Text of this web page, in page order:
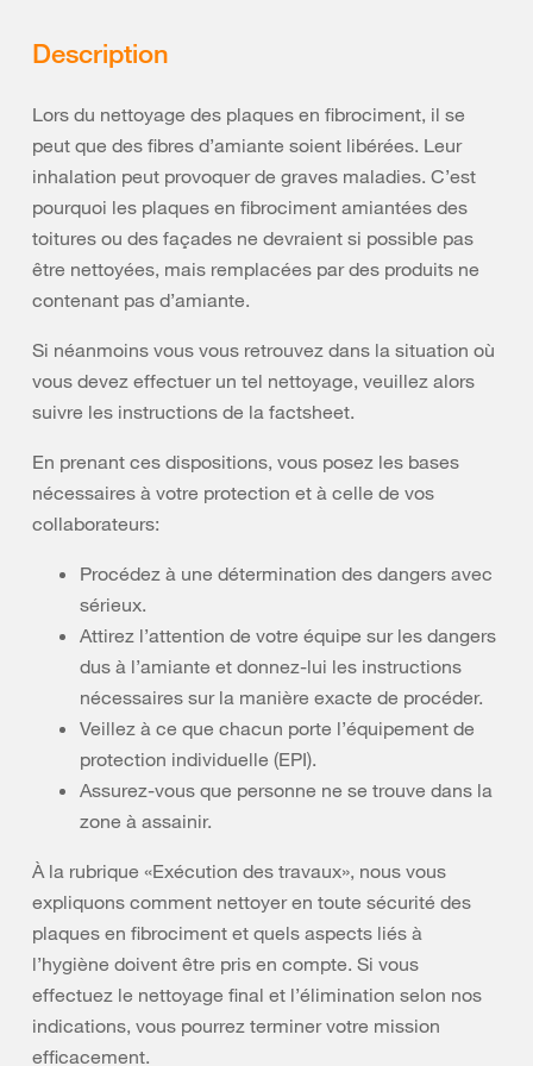
Description
Lors du nettoyage des plaques en fibrociment, il se
peut que des fibres d’amiante soient libérées. Leur
inhalation peut provoquer de graves maladies. C’est
pourquoi les plaques en fibrociment amiantées des
toitures ou des façades ne devraient si possible pas
être nettoyées, mais remplacées par des produits ne
contenant pas d’amiante.
Si néanmoins vous vous retrouvez dans la situation où
vous devez effectuer un tel nettoyage, veuillez alors
suivre les instructions de la factsheet.
En prenant ces dispositions, vous posez les bases
nécessaires à votre protection et à celle de vos
collaborateurs:
Procédez à une détermination des dangers avec
sérieux.
Attirez l’attention de votre équipe sur les dangers
dus à l’amiante et donnez-lui les instructions
nécessaires sur la manière exacte de procéder.
Veillez à ce que chacun porte l’équipement de
protection individuelle (EPI).
Assurez-vous que personne ne se trouve dans la
zone à assainir.
À la rubrique «Exécution des travaux», nous vous
expliquons comment nettoyer en toute sécurité des
plaques en fibrociment et quels aspects liés à
l’hygiène doivent être pris en compte. Si vous
effectuez le nettoyage final et l’élimination selon nos
indications, vous pourrez terminer votre mission
efficacement.